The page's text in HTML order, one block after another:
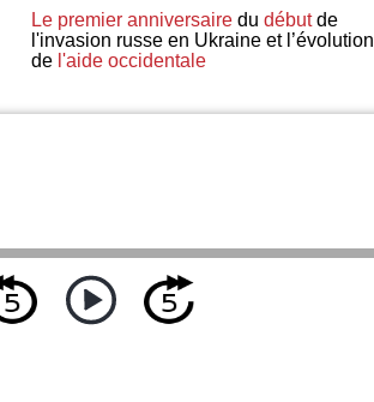
Le premier anniversairedu débutde
l'invasion russe en Ukraine et l’évolution
de l'aide occidentale